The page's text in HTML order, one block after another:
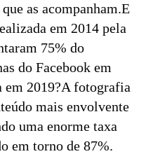
as acompanham.E
em 2014 pela
75% do
do Facebook em
em 2019?A fotografia
mais envolvente
uma enorme taxa
em torno de 87%.